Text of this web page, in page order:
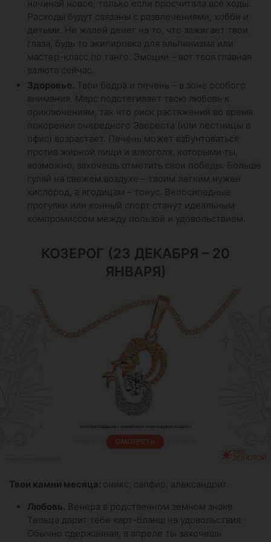
начинай новое, только если просчитала все ходы.
Расходы будут связаны с развлечениями, хобби и
детьми. Не жалей денег на то, что зажигает твои
глаза, будь то экипировка для альпинизма или
мастер-класс по танго. Эмоции – вот твоя главная
валюта сейчас.
Здоровье. Твои бедра и печень – в зоне особого
внимания. Марс подстегивает твою любовь к
приключениям, так что риск растяжений во время
покорения очередного Эвереста (или лестницы в
офис) возрастает. Печень может взбунтоваться
против жирной пищи и алкоголя, которыми ты,
возможно, захочешь отметить свои победы. Больше
гуляй на свежем воздухе – твоим легким нужен
кислород, а ягодицам – тонус. Велосипедные
прогулки или конный спорт станут идеальным
компромиссом между пользой и удовольствием.
КОЗЕРОГ (23 ДЕКАБРЯ – 20
ЯНВАРЯ)
Твои камни месяца: оникс, сапфир, александрит.
Любовь. Венера в родственном земном знаке
Тельца дарит тебе карт-бланш на удовольствия.
Обычно сдержанная, в апреле ты захочешь